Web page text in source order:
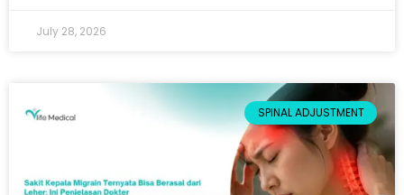
July 28, 2026
SPINAL ADJUSTMENT